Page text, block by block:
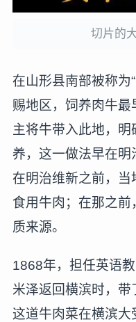
切片的
在山形县南部被称为
赐地区，饲养肉牛
主将牛带入此地，明
养，这一做法早在明
在明治维新之前，当
食用牛肉；在那之前
质来源。
1868年，担任英语
米泽返回横滨时，带
这道牛肉菜在横滨